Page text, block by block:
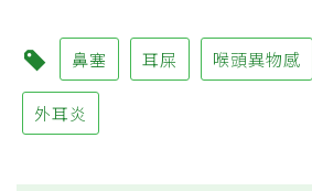
鼻塞 耳屎 喉頭異物感
外耳炎